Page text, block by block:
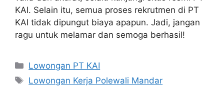
KAI. Selain itu, semua proses rekrutmen di PT
KAI tidak dipungut biaya apapun. Jadi, jangan
ragu untuk melamar dan semoga berhasil!
Categories
Lowongan PT KAI
Tags
Lowongan Kerja Polewali Mandar